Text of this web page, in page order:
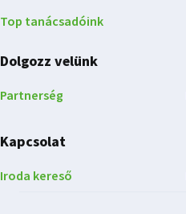
Top tanácsadóink
Dolgozz velünk
Partnerség
Kapcsolat
Iroda kereső